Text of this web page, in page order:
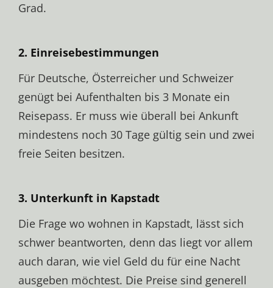
Grad.
2. Einreisebestimmungen
Für Deutsche, Österreicher und Schweizer
genügt bei Aufenthalten bis 3 Monate ein
Reisepass. Er muss wie überall bei Ankunft
mindestens noch 30 Tage gültig sein und zwei
freie Seiten besitzen.
3. Unterkunft in Kapstadt
Die Frage wo wohnen in Kapstadt, lässt sich
schwer beantworten, denn das liegt vor allem
auch daran, wie viel Geld du für eine Nacht
ausgeben möchtest. Die Preise sind generell